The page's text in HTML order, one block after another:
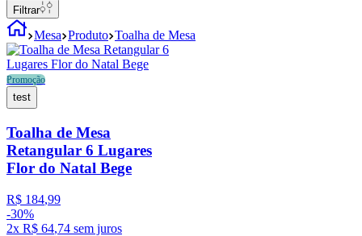
Filtrar
Mesa Produto Toalha de Mesa
Promoção
test
Toalha de Mesa
Retangular 6 Lugares
Flor do Natal Bege
R$ 184,99
-30%
2x R$ 64,74 sem juros